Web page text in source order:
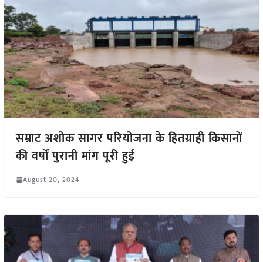
सम्राट अशोक सागर परियोजना के हितग्राही किसानों
की वर्षों पुरानी मांग पूरी हुई
August 20, 2024